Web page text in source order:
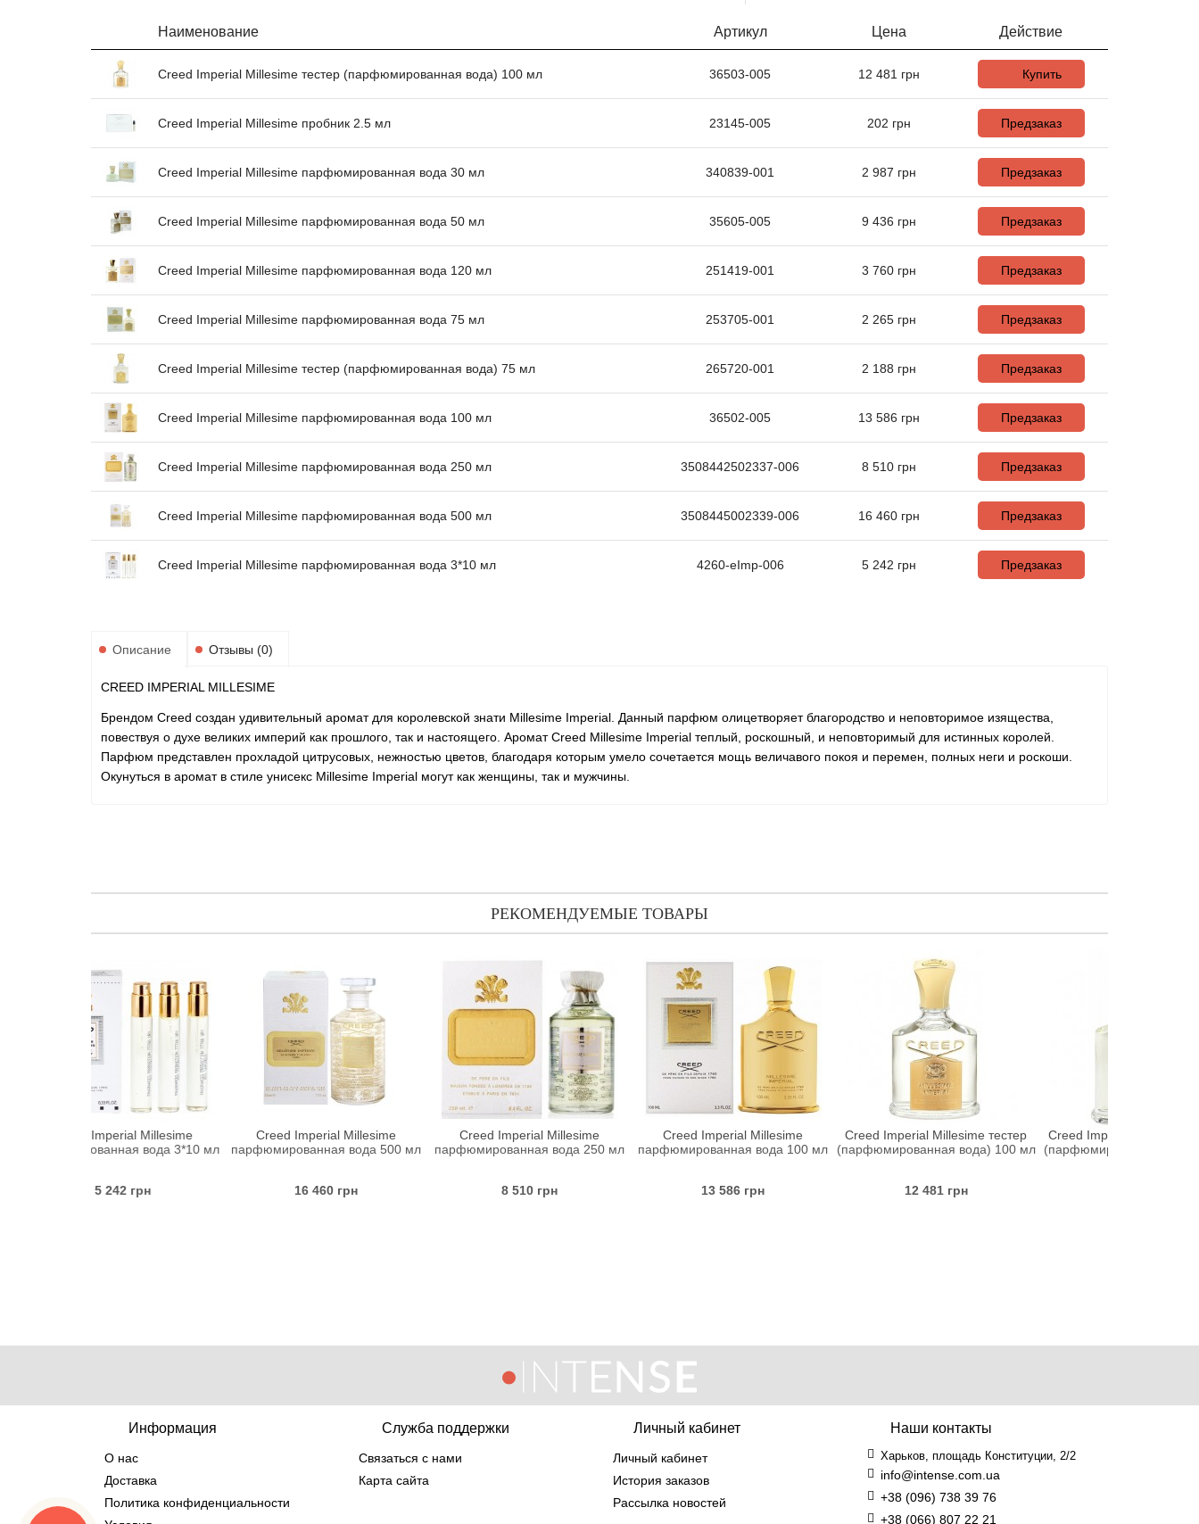
Наименование Артикул Цена Действие
Creed Imperial Millesime тестер (парфюмированная вода) 100 мл 36503-005 12 481 грн Купить
Creed Imperial Millesime пробник 2.5 мл 23145-005 202 грн Предзаказ
Creed Imperial Millesime парфюмированная вода 30 мл 340839-001 2 987 грн Предзаказ
Creed Imperial Millesime парфюмированная вода 50 мл 35605-005 9 436 грн Предзаказ
Creed Imperial Millesime парфюмированная вода 120 мл 251419-001 3 760 грн Предзаказ
Creed Imperial Millesime парфюмированная вода 75 мл 253705-001 2 265 грн Предзаказ
Creed Imperial Millesime тестер (парфюмированная вода) 75 мл 265720-001 2 188 грн Предзаказ
Creed Imperial Millesime парфюмированная вода 100 мл 36502-005 13 586 грн Предзаказ
Creed Imperial Millesime парфюмированная вода 250 мл 3508442502337-006 8 510 грн Предзаказ
Creed Imperial Millesime парфюмированная вода 500 мл 3508445002339-006 16 460 грн Предзаказ
Creed Imperial Millesime парфюмированная вода 3*10 мл 4260-eImp-006 5 242 грн Предзаказ
Описание Отзывы (0)
CREED IMPERIAL MILLESIME
Брендом Creed создан удивительный аромат для королевской знати Millesime Imperial. Данный парфюм олицетворяет благородство и неповторимое изящества,
повествуя о духе великих империй как прошлого, так и настоящего. Аромат Creed Millesime Imperial теплый, роскошный, и неповторимый для истинных королей.
Парфюм представлен прохладой цитрусовых, нежностью цветов, благодаря которым умело сочетается мощь величавого покоя и перемен, полных неги и роскоши.
Окунуться в аромат в стиле унисекс Millesime Imperial могут как женщины, так и мужчины.
РЕКОМЕНДУЕМЫЕ ТОВАРЫ
вода 3*10 мл
Creed Imperial Millesime
парфюмированная вода 500 мл
Creed Imperial Millesime
парфюмированная вода 250 мл
Creed Imperial Millesime
парфюмированная вода 100 мл
Creed Imperial Millesime тестер
(парфюмированная вода) 100 мл
Creed Imperial Millesime тестер
(парфюмированная вода) 75 мл
Информация
О нас
Доставка
Политика конфиденциальности
Служба поддержки
Связаться с нами
Карта сайта
Личный кабинет
Личный кабинет
История заказов
Рассылка новостей
Наши контакты
Харьков, площадь Конституции, 2/2
info@intense.com.ua
+38 (096) 738 39 76
+38 (066) 807 22 21